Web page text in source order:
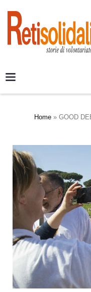
Home » GOOD